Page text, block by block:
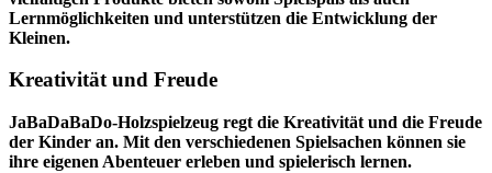
Lernmöglichkeiten und unterstützen die Entwicklung der
Kleinen.
Kreativität und Freude
JaBaDaBaDo-Holzspielzeug regt die Kreativität und die Freude
der Kinder an. Mit den verschiedenen Spielsachen können sie
ihre eigenen Abenteuer erleben und spielerisch lernen.